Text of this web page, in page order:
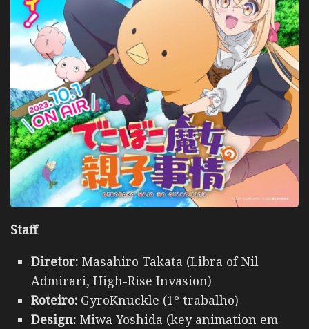
Staff
Diretor: Masahiro Takata (Libra of Nil
Admirari, High-Rise Invasion)
Roteiro: GyroKnuckle (1º trabalho)
Design: Miwa Yoshida (key animation em